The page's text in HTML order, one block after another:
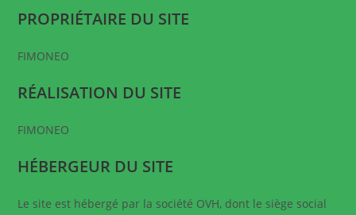
PROPRIÉTAIRE DU SITE
FIMONEO
RÉALISATION DU SITE
FIMONEO
HÉBERGEUR DU SITE
Le site est hébergé par la société OVH, dont le siège social